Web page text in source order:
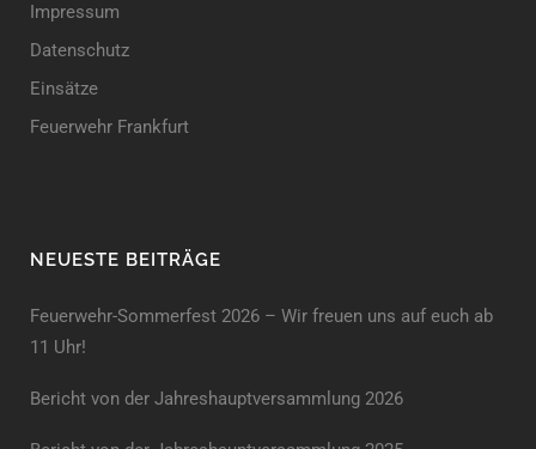
Impressum
Datenschutz
Einsätze
Feuerwehr Frankfurt
NEUESTE BEITRÄGE
Feuerwehr-Sommerfest 2026 – Wir freuen uns auf euch ab
11 Uhr!
Bericht von der Jahreshauptversammlung 2026